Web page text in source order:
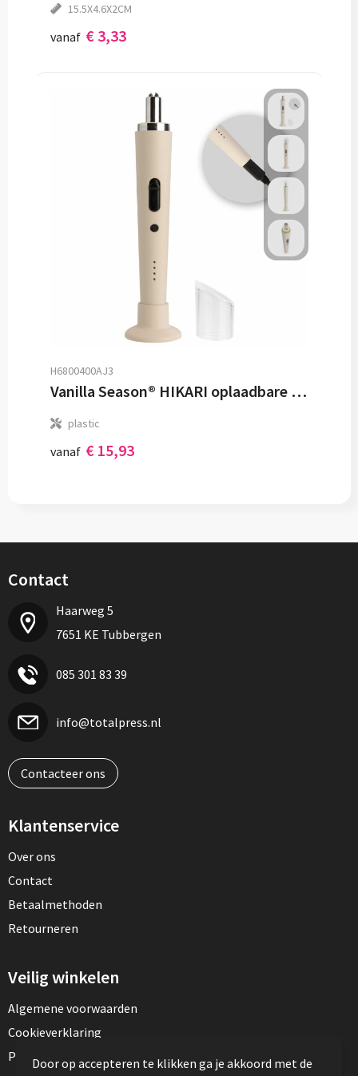
15.5X4.6X2CM
vanaf € 3,33
H6800400AJ3
Vanilla Season® HIKARI oplaadbare lichtboog lichter
plastic
vanaf € 15,93
Contact
Haarweg 5
7651 KE Tubbergen
085 301 83 39
info@totalpress.nl
Contacteer ons
Klantenservice
Over ons
Contact
Betaalmethoden
Retourneren
Veilig winkelen
Algemene voorwaarden
Cookieverklaring
Privacyverklaring
Door op accepteren te klikken ga je akkoord met de